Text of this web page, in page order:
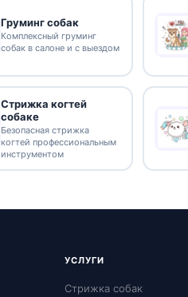
Груминг собак
Комплексный груминг
собак в салоне и с выездом
Стрижка когтей
собаке
Безопасная стрижка
когтей профессиональным
инструментом
УСЛУГИ
Стрижка собак